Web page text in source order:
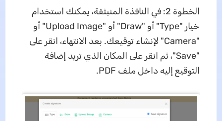
الخطوة 2: في النافذة المنبثقة، يمكنك استخدام
خيار "Type" أو "Draw" أو "Upload Image" أو
"Camera" لإنشاء توقيعك. بعد الانتهاء، انقر على
"Save"، ثم انقر على المكان الذي تريد إضافة
التوقيع إليه داخل ملف PDF.